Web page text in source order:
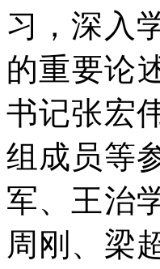
习，深入
的重要论
书记张宏
组成员等
军、王治
周刚、梁